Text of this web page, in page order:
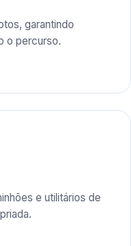
garantindo
o percurso.
e utilitários de